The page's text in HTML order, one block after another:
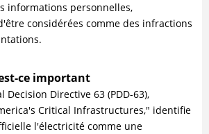
informations personnelles,
considérées comme des infractions
ce important
Decision Directive 63 (PDD-63),
Critical Infrastructures," identifie
l'électricité comme une